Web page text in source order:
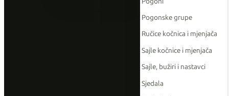
Pogonske grupe
Ručice kočnica i mjenjača
Sajle kočnice i mjenjača
Sajle, bužiri i nastavci
Sjedala